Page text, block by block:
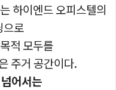
하이엔드 오피스텔의
으로
적 모두를
주거 공간이다.
어서는